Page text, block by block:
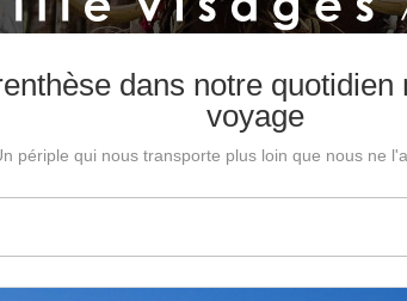
dans notre
voyage
périple qui nous transporte plus loin que nous ne